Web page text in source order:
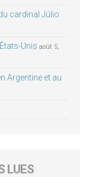
cardinal Júlio
Unis août 5,
Argentine et au
LUES